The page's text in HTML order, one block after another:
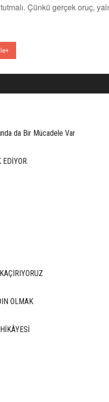
Çünkü gerçek oruç,
da Bir Mücadele Var
OLMAK